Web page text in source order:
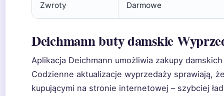
Zwroty Darmowe
Deichmann buty damskie
Aplikacja Deichmann umożliwia zakupy
Codzienne aktualizacje wyprzedaży sprawiają,
kupującymi na stronie internetowej – szybciej